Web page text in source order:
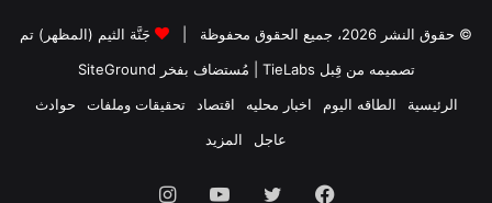
© حقوق النشر 2026، جميع الحقوق محفوظة |
جَنَّة الثيم (المظهر) تم
تصميمه من قِبل TieLabs
| مُستضاف بفخر SiteGround
الرئيسية
الطاقه اليوم اخبار محليه اقتصاد تحقيقات وملفات
حوادث
عاجل
المزيد
فيسبوك تويتر يوتيوبانستقرام